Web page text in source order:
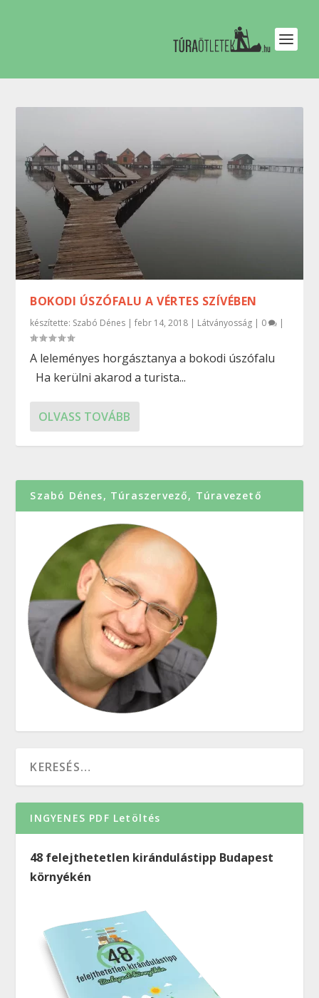
BOKODI ÚSZÓFALU A VÉRTES SZÍVÉBEN
készítette: Szabó Dénes |febr 14, 2018 | Látványosság | 0 |
A leleményes horgásztanya a bokodi úszófalu
Ha kerülni akarod a turista...
OLVASS TOVÁBB
Szabó Dénes, Túraszervező, Túravezető
INGYENES PDF Letöltés
48 felejthetetlen kirándulástipp Budapest
környékén